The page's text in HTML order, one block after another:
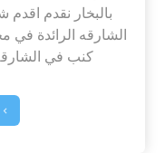
بالبخار نقدم
الشارقه الرائدة في
كنب في